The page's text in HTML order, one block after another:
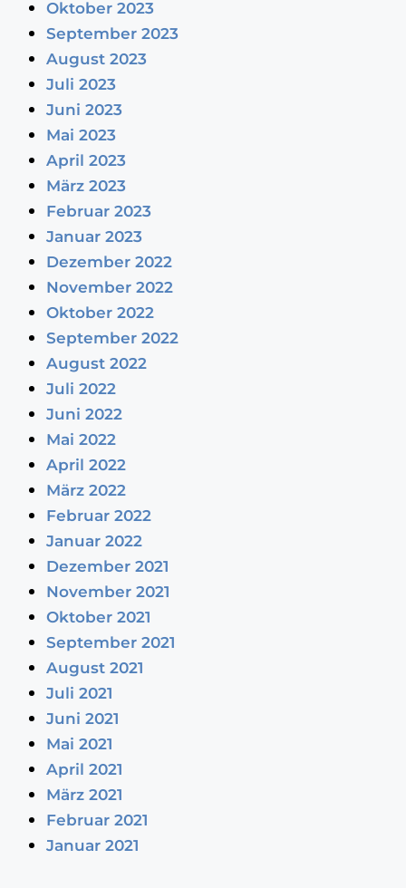
Oktober 2023
September 2023
August 2023
Juli 2023
Juni 2023
Mai 2023
April 2023
März 2023
Februar 2023
Januar 2023
Dezember 2022
November 2022
Oktober 2022
September 2022
August 2022
Juli 2022
Juni 2022
Mai 2022
April 2022
März 2022
Februar 2022
Januar 2022
Dezember 2021
November 2021
Oktober 2021
September 2021
August 2021
Juli 2021
Juni 2021
Mai 2021
April 2021
März 2021
Februar 2021
Januar 2021